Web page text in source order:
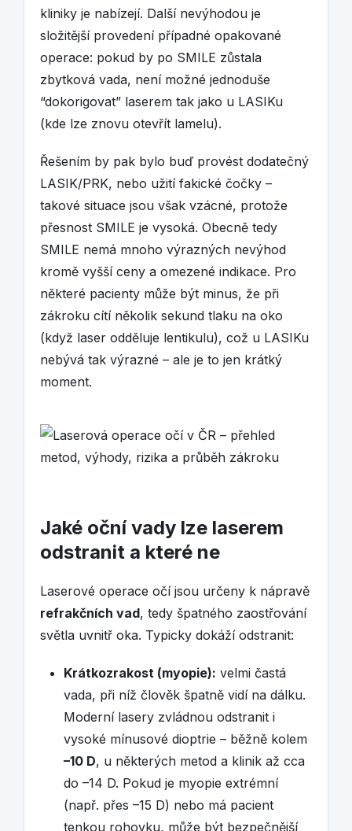
kliniky je nabízejí. Další nevýhodou je
složitější provedení případné opakované
operace: pokud by po SMILE zůstala
zbytková vada, není možné jednoduše
“dokorigovat” laserem tak jako u LASIKu
(kde lze znovu otevřít lamelu).
Řešením by pak bylo buď provést dodatečný
LASIK/PRK, nebo užití fakické čočky –
takové situace jsou však vzácné, protože
přesnost SMILE je vysoká. Obecně tedy
SMILE nemá mnoho výrazných nevýhod
kromě vyšší ceny a omezené indikace. Pro
některé pacienty může být minus, že při
zákroku cítí několik sekund tlaku na oko
(když laser odděluje lentikulu), což u LASIKu
nebývá tak výrazné – ale je to jen krátký
moment.
Jaké oční vady lze laserem
odstranit a které ne
Laserové operace očí jsou určeny k nápravě
refrakčních vad, tedy špatného zaostřování
světla uvnitř oka. Typicky dokáží odstranit:
Krátkozrakost (myopie): velmi častá
vada, při níž člověk špatně vidí na dálku.
Moderní lasery zvládnou odstranit i
vysoké mínusové dioptrie – běžně kolem
–10 D, u některých metod a klinik až cca
do –14 D. Pokud je myopie extrémní
(např. přes –15 D) nebo má pacient
tenkou rohovku, může být bezpečnější